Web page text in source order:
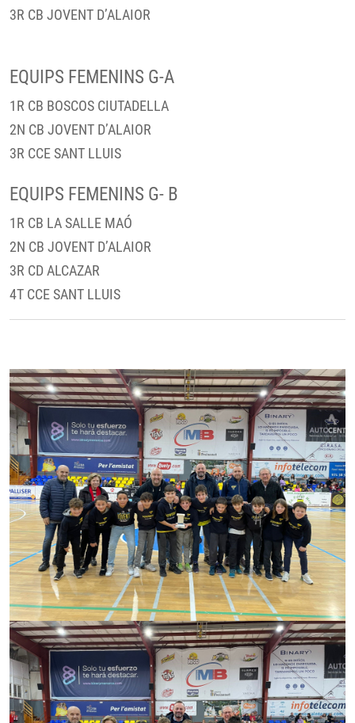
3R CB JOVENT D’ALAIOR
EQUIPS FEMENINS G-A
1R CB BOSCOS CIUTADELLA
2N CB JOVENT D’ALAIOR
3R CCE SANT LLUIS
EQUIPS FEMENINS G- B
1R CB LA SALLE MAÓ
2N CB JOVENT D’ALAIOR
3R CD ALCAZAR
4T CCE SANT LLUIS